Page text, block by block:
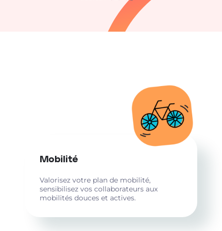
Mobilité
Valorisez votre plan de mobilité,
sensibilisez vos collaborateurs aux
mobilités douces et actives.